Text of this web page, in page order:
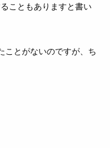
こともありますと書い
ことがないのですが、ち